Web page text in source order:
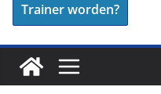
Trainer worden?